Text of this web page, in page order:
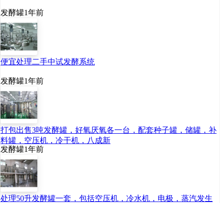
发酵罐1年前
便宜处理二手中试发酵系统
发酵罐1年前
打包出售3吨发酵罐，好氧厌氧各一台，配套种子罐，储罐，补
料罐，空压机，冷干机，八成新
发酵罐1年前
处理50升发酵罐一套，包括空压机，冷水机，电极，蒸汽发生